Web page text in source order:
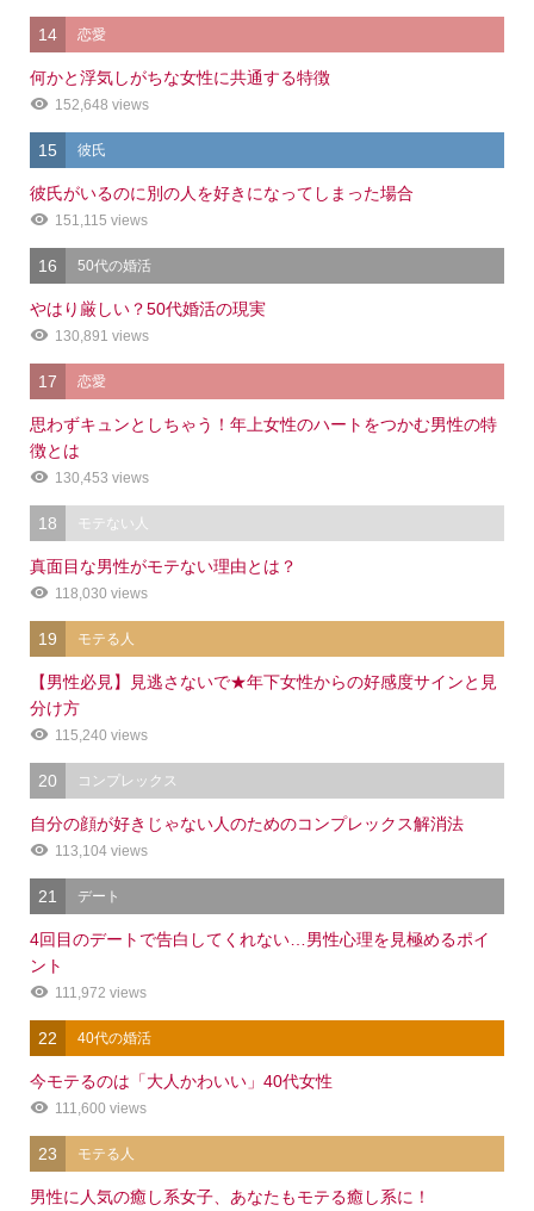
14 恋愛
何かと浮気しがちな女性に共通する特徴
152,648 views
15 彼氏
彼氏がいるのに別の人を好きになってしまった場合
151,115 views
16 50代の婚活
やはり厳しい？50代婚活の現実
130,891 views
17 恋愛
思わずキュンとしちゃう！年上女性のハートをつかむ男性の特
徴とは
130,453 views
18 モテない人
真面目な男性がモテない理由とは？
118,030 views
19 モテる人
【男性必見】見逃さないで★年下女性からの好感度サインと見
分け方
115,240 views
20 コンプレックス
自分の顔が好きじゃない人のためのコンプレックス解消法
113,104 views
21 デート
4回目のデートで告白してくれない…男性心理を見極めるポイ
ント
111,972 views
22 40代の婚活
今モテるのは「大人かわいい」40代女性
111,600 views
23 モテる人
男性に人気の癒し系女子、あなたもモテる癒し系に！